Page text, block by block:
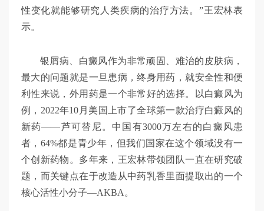
性变化就能够研究人类疾病的治疗方法。”王宏林表
示。
银屑病、白癜风作为非常顽固、难治的皮肤病，
最大的问题就是一旦患病，终身用药，就安全性和便
利性来说，外用药是一个非常好的选择。以白癜风为
例，2022年10月美国上市了全球第一款治疗白癜风的
新药——芦可替尼。中国有3000万左右的白癜风患
者，64%都是青少年，但我们国家在这个领域没有一
个创新药物。多年来，王宏林带领团队一直在研究破
题，而关键点在于改造从中药乳香里面提取出的一个
核心活性小分子—AKBA。